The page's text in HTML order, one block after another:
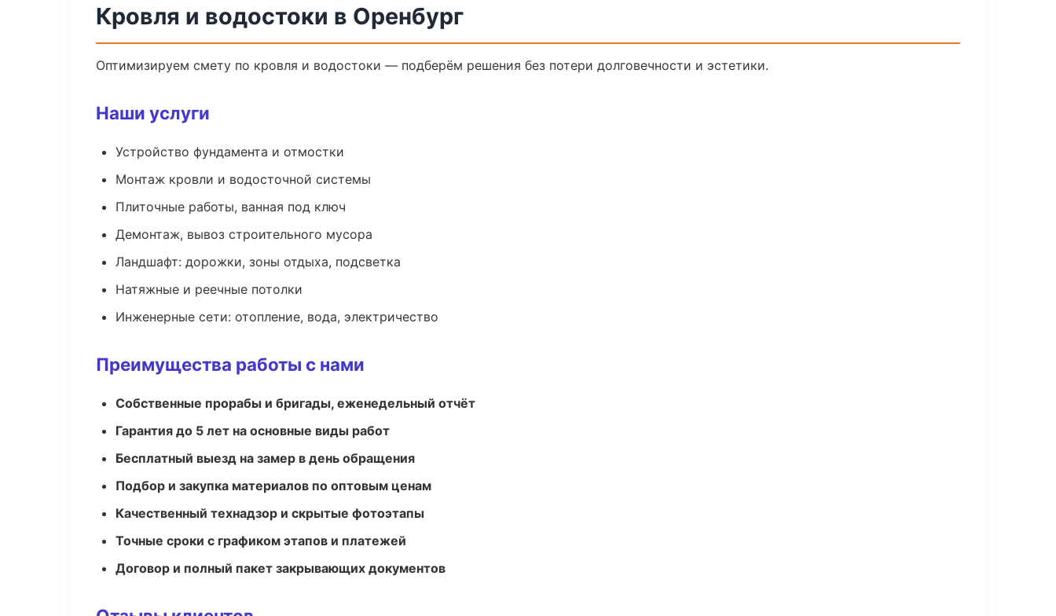
Кровля и водостоки в Оренбург
Оптимизируем смету по кровля и водостоки — подберём решения без потери долговечности и эстетики.
Наши услуги
Устройство фундамента и отмостки
Монтаж кровли и водосточной системы
Плиточные работы, ванная под ключ
Демонтаж, вывоз строительного мусора
Ландшафт: дорожки, зоны отдыха, подсветка
Натяжные и реечные потолки
Инженерные сети: отопление, вода, электричество
Преимущества работы с нами
Собственные прорабы и бригады, еженедельный отчёт
Гарантия до 5 лет на основные виды работ
Бесплатный выезд на замер в день обращения
Подбор и закупка материалов по оптовым ценам
Качественный технадзор и скрытые фотоэтапы
Точные сроки с графиком этапов и платежей
Договор и полный пакет закрывающих документов